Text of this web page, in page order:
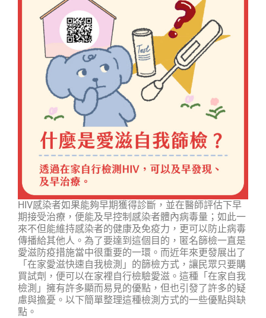
HIV感染者如果能夠早期獲得診斷，並在醫師評估下早
期接受治療，便能及早控制感染者體內病毒量；如此一
來不但能維持感染者的健康及免疫力，更可以防止病毒
傳播給其他人。為了要達到這個目的，匿名篩檢一直是
愛滋防疫措施當中很重要的一環。而近年來更發展出了
「在家愛滋快速自我檢測」的篩檢方式，讓民眾只要購
買試劑，便可以在家裡自行檢驗愛滋。這種「在家自我
檢測」擁有許多顯而易見的優點，但也引發了許多的疑
慮與擔憂。以下簡單整理這種檢測方式的一些優點與缺
點。